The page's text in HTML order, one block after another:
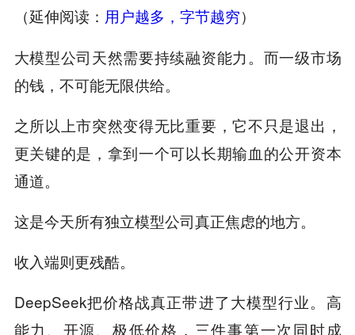
（延伸阅读： 用户越多，字节越穷）
大模型公司天然需要持续融资能力。而一级市场
的钱，不可能无限供给。
之所以上市突然变得无比重要，它不只是退出，
更关键的是，拿到一个可以长期输血的公开资本
通道。
这是今天所有独立模型公司真正焦虑的地方。
收入端则更残酷。
DeepSeek把价格战真正带进了大模型行业。高
能力、开源、极低价格，三件事第一次同时成